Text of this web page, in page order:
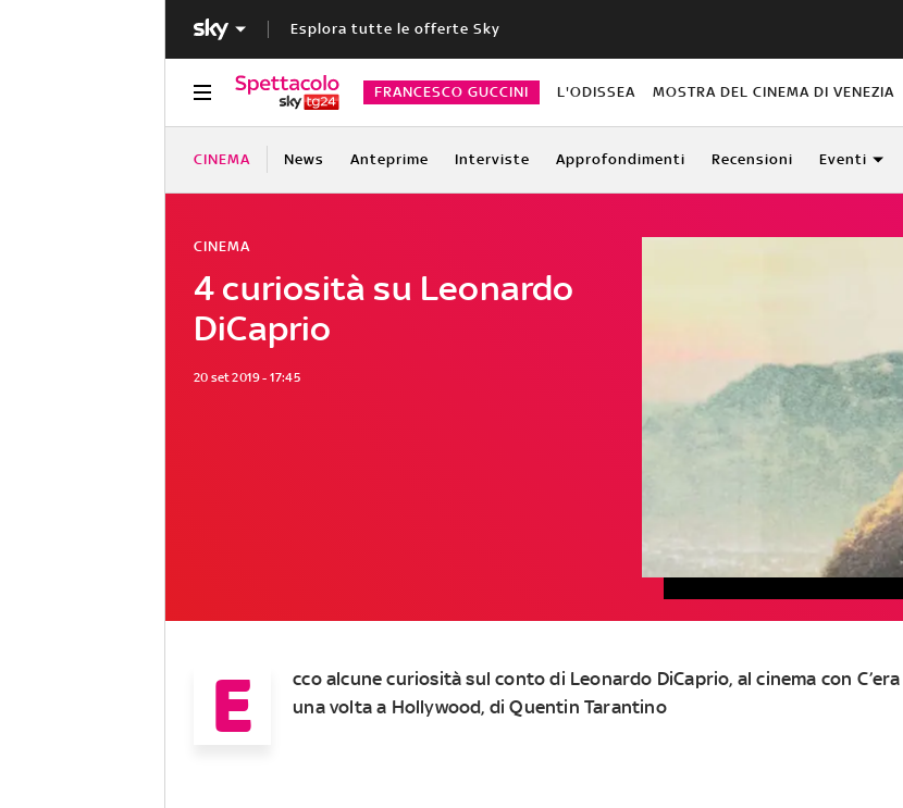
Esplora tutte le offerte Sky
FRANCESCO GUCCINI L'ODISSEA MOSTRA DEL CINEMA DI VENEZIA
CINEMA News Anteprime Interviste Approfondimenti Recensioni Eventi
4 curiosità su Leonardo
DiCaprio
CINEMA
20 set 2019 - 17:45
E
cco alcune curiosità sul conto di Leonardo DiCaprio, al cinema con C’era
una volta a Hollywood, di Quentin Tarantino